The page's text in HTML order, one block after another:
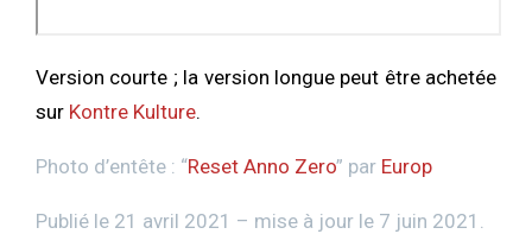
Version courte ; la version longue peut être achetée
sur Kontre Kulture.
Photo d’entête : “Reset Anno Zero” par Europ
Publié le 21 avril 2021 – mise à jour le 7 juin 2021.